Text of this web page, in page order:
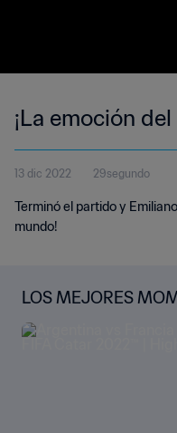
¡La emoción
13 dic 2022 29segundo
Terminó el partido y
mundo!
LOS MEJORES
COPA MUNDIAL